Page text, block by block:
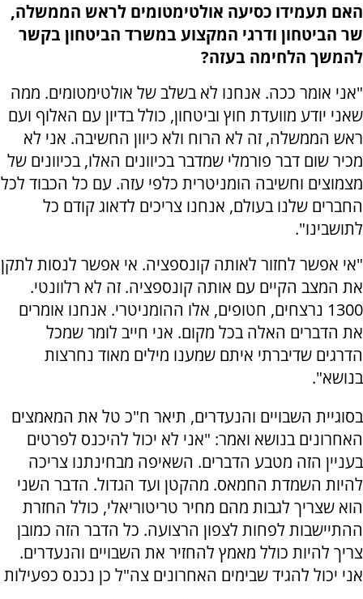
האם תעמידו כסיעה אולטימטומים לראש הממשלה,
שר הביטחון ודרגי המקצוע במשרד הביטחון בקשר
להמשך הלחימה בעזה?
"אני אומר ככה. אנחנו לא בשלב של אולטימטומים. ממה
שאני יודע מוועדת חוץ וביטחון, כולל בדיון עם האלוף ועם
ראש הממשלה, זה לא הרוח ולא כיוון החשיבה. אני לא
מכיר שום דבר פורמלי שמדבר בכיוונים האלו, בכיוונים של
מצמוצים וחשיבה הומניטרית כלפי עזה. עם כל הכבוד לכל
החברים שלנו בעולם, אנחנו צריכים לדאוג קודם כל
לתושבינו".
"אי אפשר לחזור לאותה קונספציה. אי אפשר לנסות לתקן
את המצב הקיים עם אותה קונספציה. זה לא רלוונטי.
1300 נרצחים, חטופים, אלו ההומניטרי. אנחנו אומרים
את הדברים האלה בכל מקום. אני חייב לומר שמכל
הדרגים שדיברתי איתם שמענו מילים מאוד נחרצות
בנושא".
בסוגיית השבויים והנעדרים, תיאר ח"כ טל את המאמצים
האחרונים בנושא ואמר: "אני לא יכול להיכנס לפרטים
בעניין הזה מטבע הדברים. השאיפה מבחינתנו צריכה
להיות השמדת החמאס. מהקטן ועד הגדול. הדבר השני
הוא שצריך לגבות מהם מחיר טריטוריאלי, כולל החזרת
ההתיישבות לפחות לצפון הרצועה. כל הדבר הזה כמובן
צריך להיות כולל מאמץ להחזיר את השבויים והנעדרים.
אני יכול להגיד שבימים האחרונים צה"ל כן נכנס כפעילות